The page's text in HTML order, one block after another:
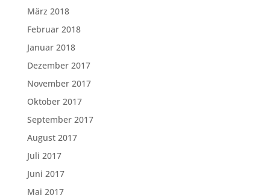
März 2018
Februar 2018
Januar 2018
Dezember 2017
November 2017
Oktober 2017
September 2017
August 2017
Juli 2017
Juni 2017
Mai 2017